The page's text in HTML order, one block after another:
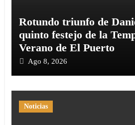
Rotundo triunfo de
quinto festejo de la
Verano de El Puerto
Ago 8, 2026
Noticias